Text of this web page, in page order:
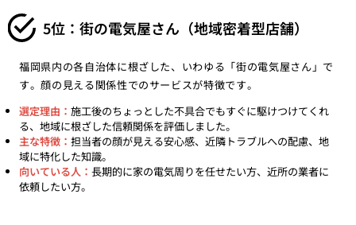
5位：街の電気屋さん（地域密着型店舗）
福岡県内の各自治体に根ざした、いわゆる「街の電気屋さん」で
す。顔の見える関係性でのサービスが特徴です。
選定理由： 施工後のちょっとした不具合でもすぐに駆けつけてくれ
る、地域に根ざした信頼関係を評価しました。
主な特徴： 担当者の顔が見える安心感、近隣トラブルへの配慮、地
域に特化した知識。
向いている人： 長期的に家の電気周りを任せたい方、近所の業者に
依頼したい方。